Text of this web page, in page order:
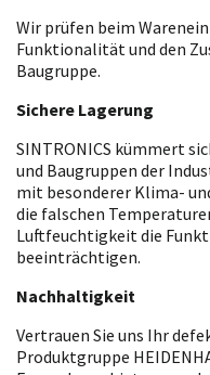
Wir prüfen beim
Funktionalität und den
Baugruppe.
Sichere Lagerung
SINTRONICS kümmert
und Baugruppen der
mit besonderer Klima-
die falschen
Luftfeuchtigkeit die
beeinträchtigen.
Nachhaltigkeit
Vertrauen Sie uns Ihr
Produktgruppe